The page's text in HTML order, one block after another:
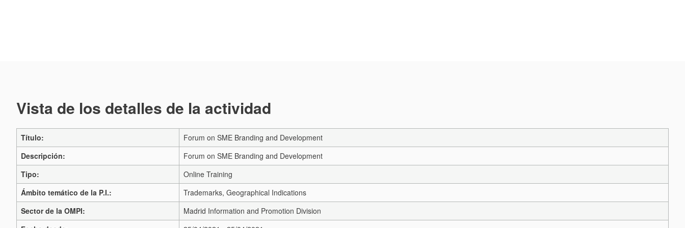
Vista de los detalles de la actividad
Título:
Forum on SME Branding and Development
Descripción:
Forum on SME Branding and Development
Tipo:
Online Training
Ámbito temático de la P.I.:
Trademarks, Geographical Indications
Sector de la OMPI:
Madrid Information and Promotion Division